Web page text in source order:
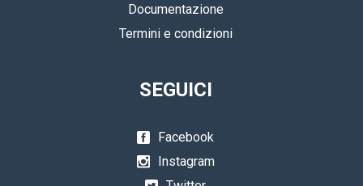
Documentazione
Termini e condizioni
SEGUICI
Facebook
Instagram